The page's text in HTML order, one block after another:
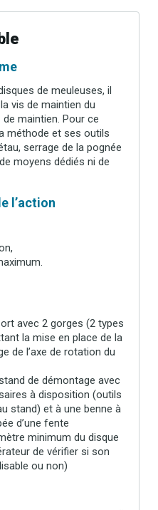
de meuleuses, il
vis de maintien du
maintien. Pour ce
méthode et ses outils
serrage de la pognée
moyens dédiés ni de
l’action
avec 2 gorges (2 types
la mise en place de la
de l’axe de rotation du
de démontage avec
à disposition (outils
stand) et à une benne à
d’une fente
minimum du disque
de vérifier si son
ou non)